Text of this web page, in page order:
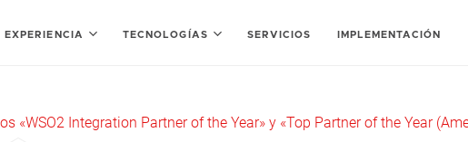
EXPERIENCIA TECNOLOGÍAS SERVICIOS IMPLEMENTACIÓN
«WSO2 Integration Partner of the Year» y «Top Partner of the Year